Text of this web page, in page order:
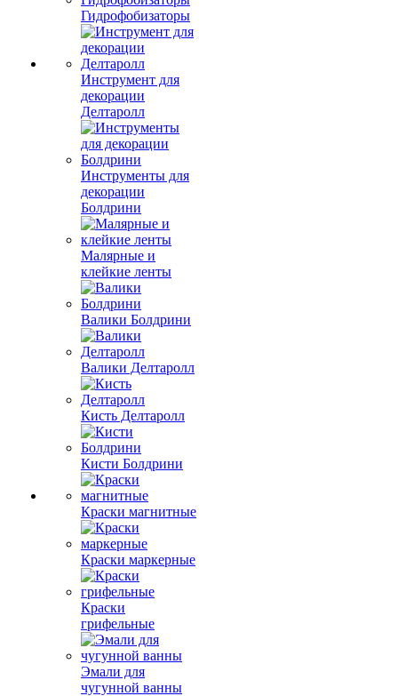
Гидрофобизаторы
Инструмент для
декорации
Делтаролл
Инструменты для
декорации
Болдрини
Малярные и
клейкие ленты
Валики Болдрини
Валики Делтаролл
Кисть Делтаролл
Кисти Болдрини
Краски магнитные
Краски маркерные
Краски
грифельные
Эмали для
чугунной ванны